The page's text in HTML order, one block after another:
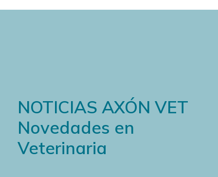
NOTICIAS AXÓN VET
Novedades en
Veterinaria